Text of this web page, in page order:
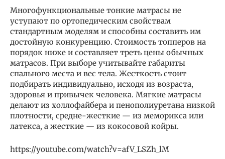
Многофункциональные тонкие матрасы не
уступают по ортопедическим свойствам
стандартным моделям и способны составить им
достойную конкуренцию. Стоимость топперов на
порядок ниже и составляет треть цены обычных
матрасов. При выборе учитывайте габариты
спального места и вес тела. Жесткость стоит
подбирать индивидуально, исходя из возраста,
здоровья и привычек человека. Мягкие матрасы
делают из холлофайбера и пенополиуретана низкой
плотности, средне-жесткие — из меморикса или
латекса, а жесткие — из кокосовой койры.
https://youtube.com/watch?v=afV_LSZh_lM